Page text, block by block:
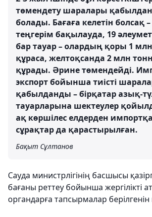
төмендету шаралары
болады. Бағаға келетін болсақ –
теңгерім бақылауда, 19
бар тауар – олардың қоры 1
құраса, желтоқсанда 2 млн
құрады. Әрине төмендейді.
экспорт бойынша тиісті
қабылданды – бірқатар азық-
тауарларына шектеулер
ақ көршілес елдерден
сұрақтар да қарастырылған.
Бақыт Сұлтанов
Сауда министрлігінің басшысы
бағаны реттеу бойынша жергілікті
органдарға тапсырмалар